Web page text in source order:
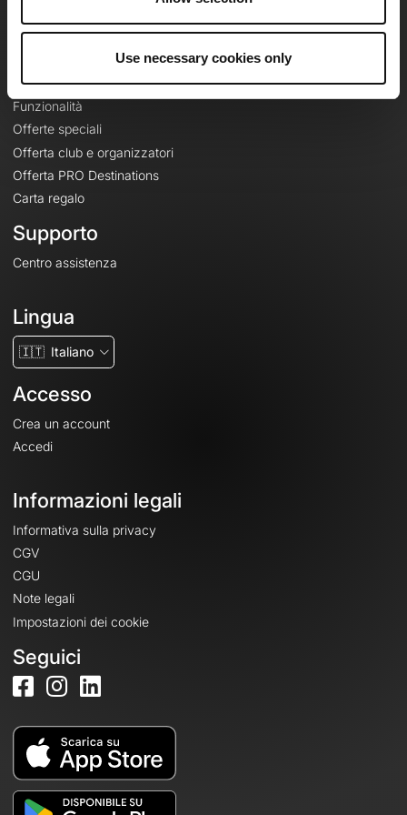
Use necessary cookies only
Le Mag'
Mappe di base topografiche
Funzionalità
Offerte speciali
Offerta club e organizzatori
Offerta PRO Destinations
Carta regalo
Supporto
Centro assistenza
Lingua
🇮🇹 Italiano
Accesso
Crea un account
Accedi
Informazioni legali
Informativa sulla privacy
CGV
CGU
Note legali
Impostazioni dei cookie
Seguici